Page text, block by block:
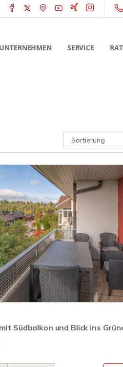
UNTERNEHMEN SERVICE
Südbalkon und Blick ins